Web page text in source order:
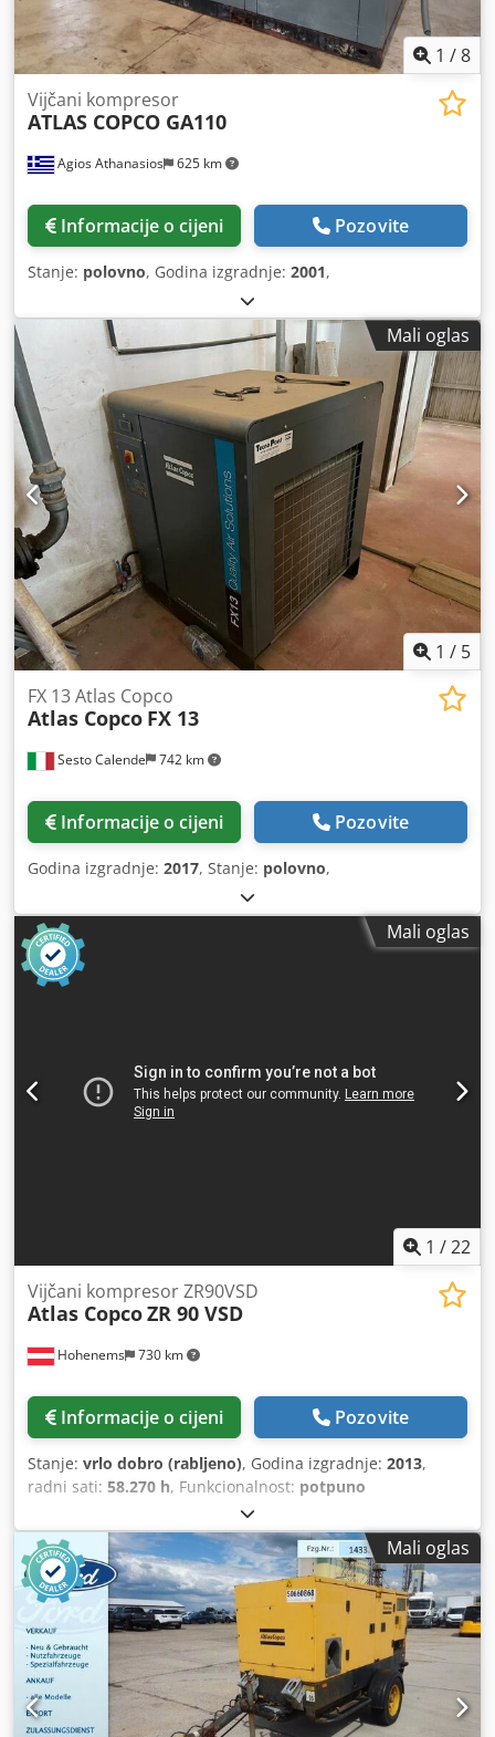
1 /8
Agios Athanasios 625 km
Vijčani kompresor
ATLAS COPCO GA110
Informacije o cijeni Pozovite
Stanje: polovno, Godina izgradnje: 2001,
Mali oglas
1 / 5
Sesto Calende 742 km
FX 13 Atlas Copco
Atlas Copco FX 13
Informacije o cijeni Pozovite
Godina izgradnje: 2017, Stanje: polovno,
Mali oglas
1 /22
Hohenems 730 km
Vijčani kompresor ZR90VSD
Atlas CopcoZR 90 VSD
Informacije o cijeni Pozovite
Stanje: vrlo dobro (rabljeno), Godina izgradnje: 2013,
radni sati: 58.270 h, Funkcionalnost: potpuno
Mali oglas